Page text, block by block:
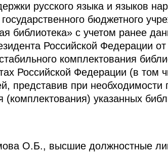
русского языка и языков
бюджетного
библиотека» с учетом ранее
Российской Федерации
комплектования
Российской Федерации (в том
представив при необходимости
указанных
О.Б., высшие должностные